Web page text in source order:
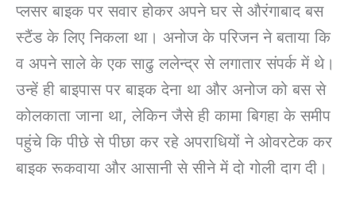
प्लसर बाइक पर सवार होकर अपने घर से औरंगाबाद बस
स्टैंड के लिए निकला था। अनोज के परिजन ने बताया कि
व अपने साले के एक साढु ललेन्द्र से लगातार संपर्क में थे।
उन्हें ही बाइपास पर बाइक देना था और अनोज को बस से
कोलकाता जाना था, लेकिन जैसे ही कामा बिगहा के समीप
पहुंचे कि पीछे से पीछा कर रहे अपराधियों ने ओवरटेक कर
बाइक रूकवाया और आसानी से सीने में दो गोली दाग दी।
जुटी
पुलिस